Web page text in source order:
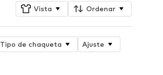
Vista Ordenar
Tipo de chaqueta
Ajuste